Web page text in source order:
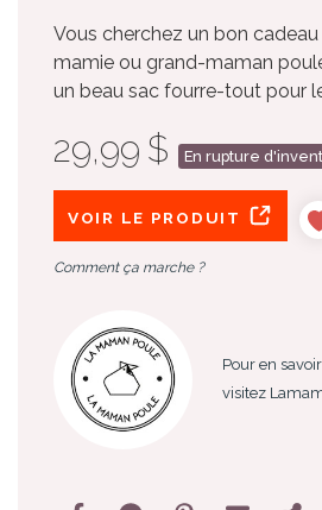
Vous cherchez un bon cadeau
mamie ou grand-maman
un beau sac fourre-tout pour
29,99 $ En rupture
VOIR LE PRODUIT
Comment ça marche ?
Pour en
visitez